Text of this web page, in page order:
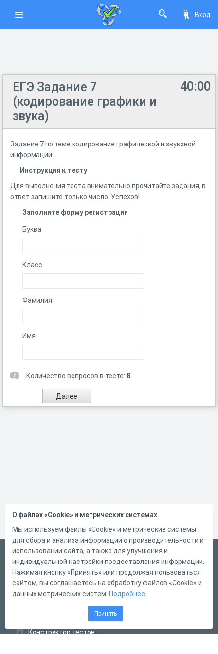
Вход
40:00
ЕГЭ Задание 7
(кодирование графики и
звука)
Задание 7 по теме кодирование графической и звуковой
информации
Инструкция к тесту
Для выполнения теста внимательно прочитайте задания, в
ответ запишите только число. Успехов!
Заполните форму регистрации
Буква
Класс
Фамилия
Имя
Количество вопросов в тесте: 8
Русский
Справка
Форма обратной связи
Конструктор тестов
О файлах «Cookie» и метрических системах
Мы используем файлы «Cookie» и метрические системы
для сбора и анализа информации о производительности и
использовании сайта, а также для улучшения и
индивидуальной настройки предоставления информации.
Нажимая кнопку «Принять» или продолжая пользоваться
сайтом, вы соглашаетесь на обработку файлов «Cookie» и
данных метрических систем. Подробнее
Принять